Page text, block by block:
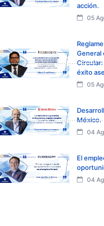
acción.
05
General
éxito
05
México.
04
El
04